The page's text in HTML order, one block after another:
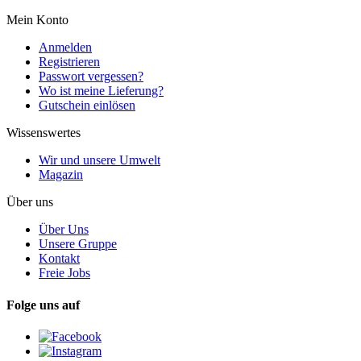
Mein Konto
Anmelden
Registrieren
Passwort vergessen?
Wo ist meine Lieferung?
Gutschein einlösen
Wissenswertes
Wir und unsere Umwelt
Magazin
Über uns
Über Uns
Unsere Gruppe
Kontakt
Freie Jobs
Folge uns auf